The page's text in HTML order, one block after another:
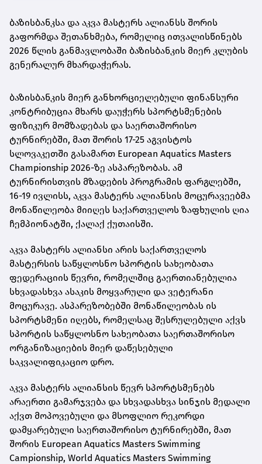
ბაზისბანკსა და აკვა მასტერს ალიანსს შორის
გაფორმდა შეთანხმება, რომელიც ითვალისწინებს
2026 წლის განმავლობაში ბაზისბანკის მიერ კლუბის
გენერალურ მხარდაჭერას.
ბაზისბანკის მიერ განხორციელებული ფინანსური
კონტრიბუცია მხარს დაუჭერს სპორტსმენების
ფიზიკურ მომზადებას და საერთაშორისო
ტურნირებში, მათ შორის 17-25 აგვისტოს
სლოვაკეთში გასამართ European Aquatics Masters
Championship 2026-ზე ასპარეზობას. ამ
ტურნირისთვის მზადების პროგრამის ფარგლებში,
16-19 ივლისს, აკვა მასტერს ალიანსის მოცურავეებმა
მონაწილეობა მიიღეს საქართველოს ზაფხულის ღია
ჩემპიონატში, ქალაქ ქუთაისში.
აკვა მასტერს ალიანსი არის საქართველოს
მასტერსის საწყლოსნო სპორტის სახეობათა
ფედერაციის წევრი, რომელშიც გაერთიანებულია
სხვადასხვა ასაკის მოყვარული და ვეტერანი
მოცურავე. ასპარეზობებში მონაწილეობას ის
სპორტსმენი იღებს, რომელსაც შესრულებული აქვს
სპორტის საწყლოსნო სახეობათა საერთაშორისო
ორგანიზაციების მიერ დაწესებული
საკვალიფიკაციო დრო.
აკვა მასტერს ალიანსის წევრ სპორტსმენებს
არაერთი გამარჯვება და სხვადასხვა სინჯის მედალი
აქვთ მოპოვებული და მსოფლიო რეკორდი
დამყარებული საერთაშორისო ტურნირებში, მათ
შორის European Aquatics Masters Swimming
Campionship, World Aquatics Masters Swimming